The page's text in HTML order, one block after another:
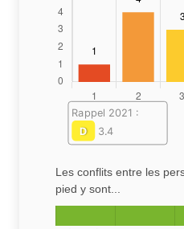
Rappel 2021 :
D
3.4
Les conflits entre les
pied y sont...